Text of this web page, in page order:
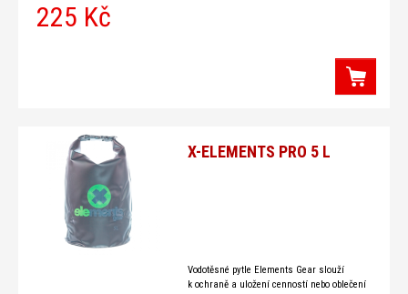
225 Kč
X-ELEMENTS PRO 5 L
Vodotěsné pytle Elements Gear slouží
k ochraně a uložení cenností nebo oblečení